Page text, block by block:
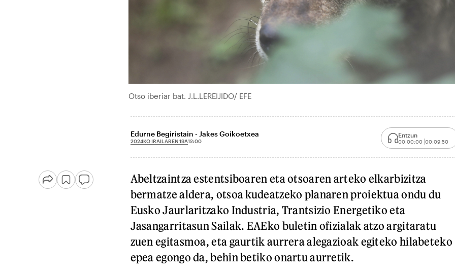
Otso iberiar bat. J.L.LEREIJIDO/ EFE
Edurne Begiristain - Jakes Goikoetxea
2024KO IRAILAREN 19A12:00
Entzun
00:00:00 00:09:50
Abeltzaintza estentsiboaren eta otsoaren arteko elkarbizitza
bermatze aldera, otsoa kudeatzeko planaren proiektua ondu du
Eusko Jaurlaritzako Industria, Trantsizio Energetiko eta
Jasangarritasun Sailak. EAEko buletin ofizialak atzo argitaratu
zuen egitasmoa, eta gaurtik aurrera alegazioak egiteko hilabeteko
epea egongo da, behin betiko onartu aurretik.